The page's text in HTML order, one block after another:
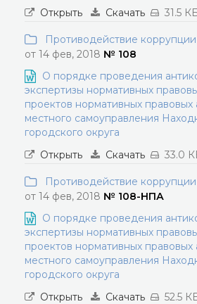
Открыть
Скачать 31.5
Противодействие коррупции
от 14 фев, 2018 № 108
О порядке проведения
экспертизы нормативных
проектов нормативных правовых
местного самоуправления
городского округа
Открыть
Скачать 33.0
Противодействие коррупции
от 14 фев, 2018 № 108-НПА
О порядке проведения
экспертизы нормативных
проектов нормативных правовых
местного самоуправления
городского округа
Открыть
Скачать 52.5